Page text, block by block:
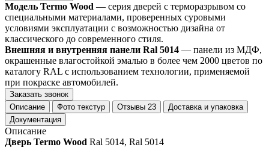
Модель Termo Wood — серия дверей с терморазрывом со
специальными материалами, проверенных суровыми
условиями эксплуатации с возможностью дизайна от
классического до современного стиля.
Внешняя и внутренняя панели Ral 5014 — панели из МДФ,
окрашенные влагостойкой эмалью в более чем 2000 цветов по
каталогу RAL с использованием технологии, применяемой
при покраске автомобилей.
Заказать звонок
Описание
Фото текстур Отзывы 23
Доставка и упаковка
Документация
Описание
Дверь Termo Wood Ral 5014, Ral 5014